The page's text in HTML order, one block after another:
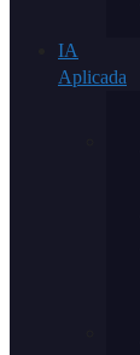
IA
Aplicada